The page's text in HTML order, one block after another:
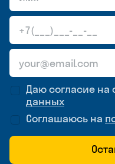
Даю согласие на
данных
Соглашаюсь на